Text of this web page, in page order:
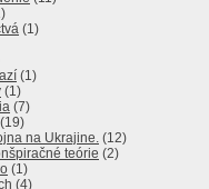
(1)
(1)
(1)
(7)
(19)
na Ukrajine. (12)
teórie (2)
(1)
(4)